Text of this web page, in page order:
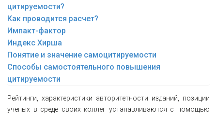
цитируемости?
Как проводится расчет?
Импакт-фактор
Индекс Хирша
Понятие и значение самоцитируемости
Способы самостоятельного повышения
цитируемости
Рейтинги, характеристики авторитетности изданий, позиции
ученых в среде своих коллег устанавливаются с помощью